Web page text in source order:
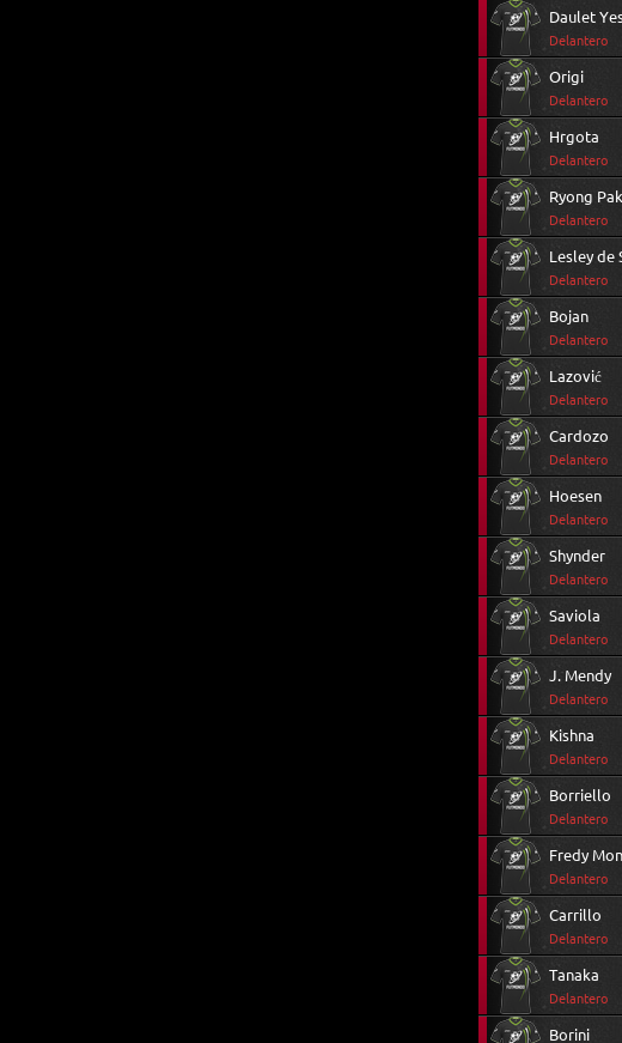
Daulet
Delantero
Origi
Delantero
Hrgota
Delantero
Ryong Pak
Delantero
Lesley de
Delantero
Bojan
Delantero
Lazović
Delantero
Cardozo
Delantero
Hoesen
Delantero
Shynder
Delantero
Saviola
Delantero
J. Mendy
Delantero
Kishna
Delantero
Borriello
Delantero
Fredy
Delantero
Carrillo
Delantero
Tanaka
Delantero
Borini